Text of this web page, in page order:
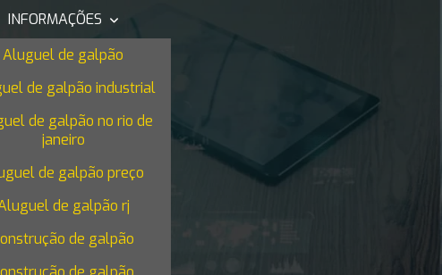
INFORMAÇÕES
Aluguel de galpão
de galpão industrial
de galpão no rio de
janeiro
de galpão preço
de galpão rj
de galpão